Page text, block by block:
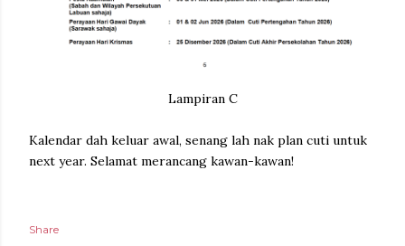
Lampiran C
Kalendar dah keluar awal, senang lah nak plan cuti untuk
next year. Selamat merancang kawan-kawan!
Share